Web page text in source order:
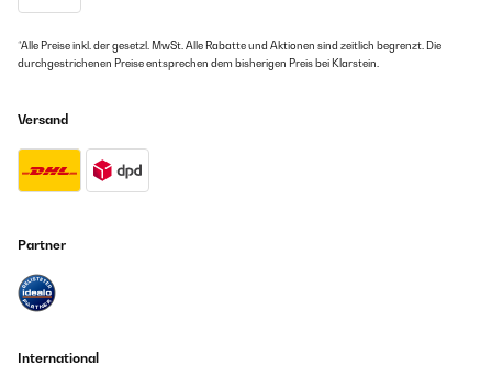
*Alle Preise inkl. der gesetzl. MwSt. Alle Rabatte und Aktionen sind zeitlich begrenzt. Die
durchgestrichenen Preise entsprechen dem bisherigen Preis bei Klarstein.
Versand
Partner
International